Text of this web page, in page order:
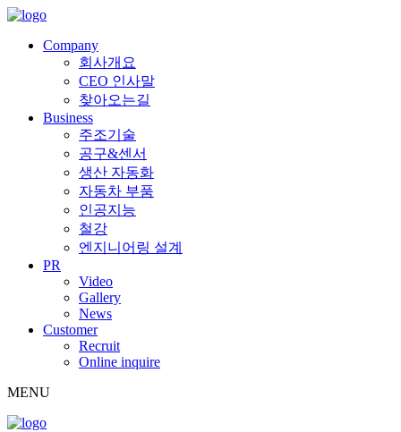
Company
회사개요
CEO 인사말
찾아오는길
Business
주조기술
공구&센서
생산 자동화
자동차 부품
인공지능
철강
엔지니어링 설계
PR
Video
Gallery
News
Customer
Recruit
Online inquire
MENU